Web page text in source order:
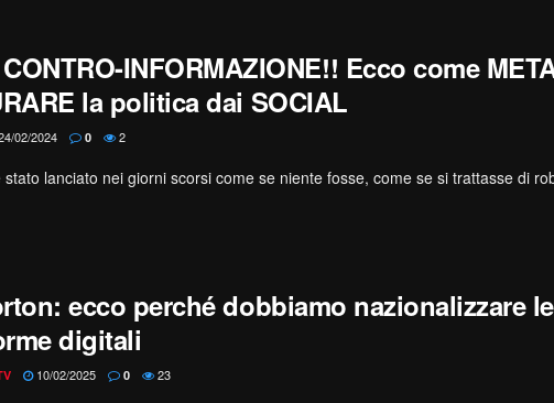
INFORMAZIONE!! Ecco come
la politica dai SOCIAL
02/2024 0 2
stato lanciato nei giorni scorsi come se niente fosse, come se si trattasse di
ecco perché dobbiamo nazionalizzare le
digitali
10/02/2025 0 23